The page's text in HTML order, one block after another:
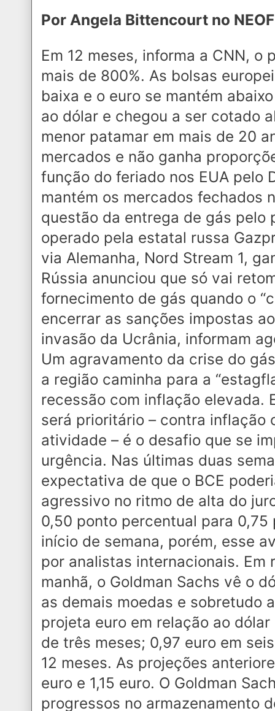
Por Angela Bittencourt no
Em 12 meses, informa a CNN, o
mais de 800%. As bolsas
baixa e o euro se mantém
ao dólar e chegou a ser cotado
menor patamar em mais de 20
mercados e não ganha
função do feriado nos EUA pelo
mantém os mercados fechados
questão da entrega de gás pelo
operado pela estatal russa
via Alemanha, Nord Stream 1,
Rússia anunciou que só vai
fornecimento de gás quando o
encerrar as sanções impostas
invasão da Ucrânia, informam
Um agravamento da crise do
a região caminha para a
recessão com inflação elevada.
será prioritário – contra inflação
atividade – é o desafio que se
urgência. Nas últimas duas
expectativa de que o BCE
agressivo no ritmo de alta do
0,50 ponto percentual para
início de semana, porém, esse
por analistas internacionais.
manhã, o Goldman Sachs vê o
as demais moedas e sobretudo
projeta euro em relação ao
de três meses; 0,97 euro em
12 meses. As projeções
euro e 1,15 euro. O Goldman
progressos no armazenamento